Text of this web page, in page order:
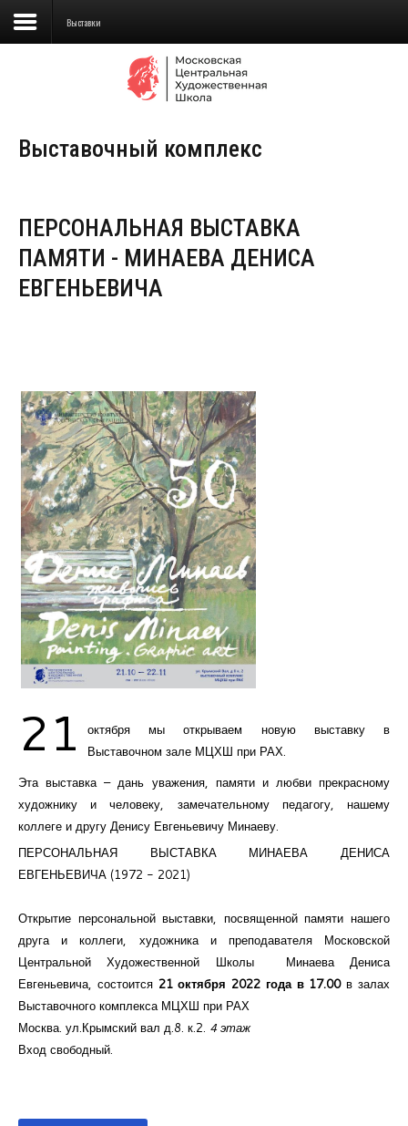
Сведения об образовательной
Школа
Детская Художественная школа
Поступающим
Курсы повышения квалификации
Центр непрерывного образования
Конкурсы
Творческий инкубатор
Выставки
Выставочный комплекс
ПЕРСОНАЛЬНАЯ ВЫСТАВКА
ПАМЯТИ - МИНАЕВА ДЕНИСА
ЕВГЕНЬЕВИЧА
21
октября мы открываем новую выставку в
Выставочном зале МЦХШ при РАХ.
Эта выставка – дань уважения, памяти и любви прекрасному
художнику и человеку, замечательному педагогу, нашему
коллеге и другу Денису Евгеньевичу Минаеву.
ПЕРСОНАЛЬНАЯ ВЫСТАВКА МИНАЕВА ДЕНИСА
ЕВГЕНЬЕВИЧА (1972 - 2021)
Открытие персональной выставки, посвященной памяти нашего
друга и коллеги, художника и преподавателя Московской
Центральной Художественной Школы Минаева Дениса
Евгеньевича, состоится 21 октября 2022 года в 17.00в залах
Выставочного комплекса МЦХШ при РАХ
Москва. ул.Крымский вал д.8. к.2. 4 этаж
Вход свободный.